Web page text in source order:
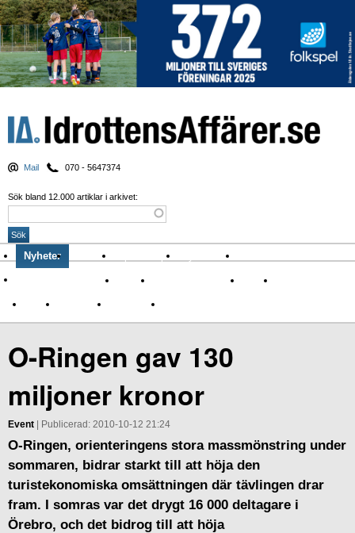
Mail 070 - 5647374
Sök bland 12.000 artiklar i arkivet:
Nyheter Krönikor Sport & spel Nyhetsbrev
Om Idrottens Affärer
Affärer I spåren av Corona Arena
Namn Sponsring TV-nyheter
O-Ringen gav 130
miljoner kronor
Event | Publicerad: 2010-10-12 21:24
O-Ringen, orienteringens stora massmönstring under
sommaren, bidrar starkt till att höja den
turistekonomiska omsättningen där tävlingen drar
fram. I somras var det drygt 16 000 deltagare i
Örebro, och det bidrog till att höja